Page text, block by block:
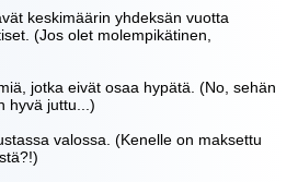
keskimäärin yhdeksän vuotta
(Jos olet molempikätinen,
jotka eivät osaa hypätä. (No, sehän
hyvä juttu...)
valossa. (Kenelle on maksettu